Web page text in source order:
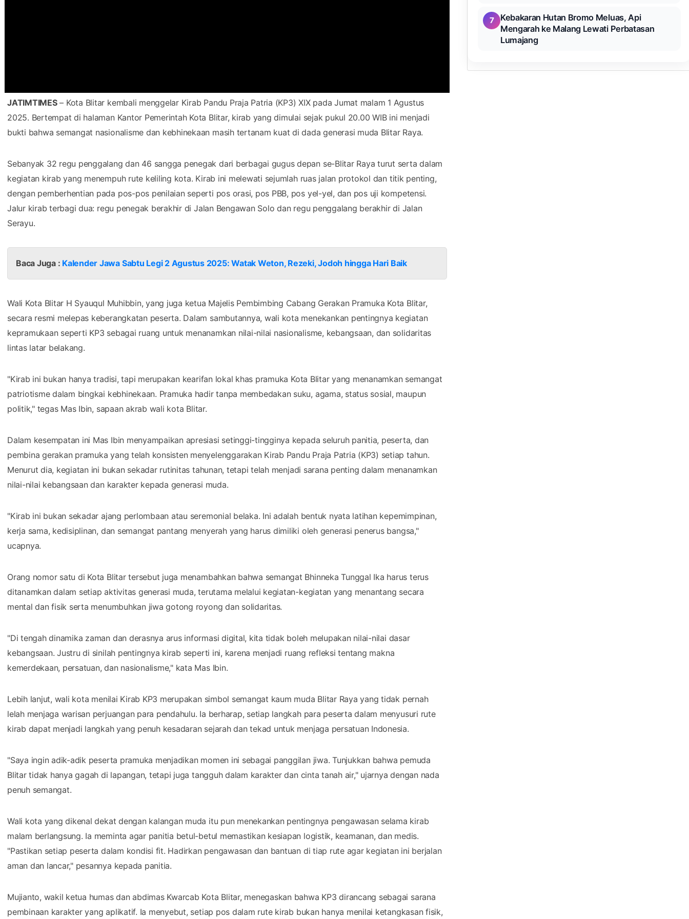
JATIMTIMES– Kota Blitar kembali menggelar Kirab Pandu Praja Patria (KP3) XIX pada Jumat malam 1 Agustus
2025. Bertempat di halaman Kantor Pemerintah Kota Blitar, kirab yang dimulai sejak pukul 20.00 WIB ini menjadi
bukti bahwa semangat nasionalisme dan kebhinekaan masih tertanam kuat di dada generasi muda Blitar Raya.
Sebanyak 32 regu penggalang dan 46 sangga penegak dari berbagai gugus depan se-Blitar Raya turut serta dalam
kegiatan kirab yang menempuh rute keliling kota. Kirab ini melewati sejumlah ruas jalan protokol dan titik penting,
dengan pemberhentian pada pos-pos penilaian seperti pos orasi, pos PBB, pos yel-yel, dan pos uji kompetensi.
Jalur kirab terbagi dua: regu penegak berakhir di Jalan Bengawan Solo dan regu penggalang berakhir di Jalan
Serayu.
Baca Juga : Kalender Jawa Sabtu Legi 2 Agustus 2025: Watak Weton, Rezeki, Jodoh hingga Hari Baik
Wali Kota Blitar H Syauqul Muhibbin, yang juga ketua Majelis Pembimbing Cabang Gerakan Pramuka Kota Blitar,
secara resmi melepas keberangkatan peserta. Dalam sambutannya, wali kota menekankan pentingnya kegiatan
kepramukaan seperti KP3 sebagai ruang untuk menanamkan nilai-nilai nasionalisme, kebangsaan, dan solidaritas
lintas latar belakang.
"Kirab ini bukan hanya tradisi, tapi merupakan kearifan lokal khas pramuka Kota Blitar yang menanamkan semangat
patriotisme dalam bingkai kebhinekaan. Pramuka hadir tanpa membedakan suku, agama, status sosial, maupun
politik," tegas Mas Ibin, sapaan akrab wali kota Blitar.
Dalam kesempatan ini Mas Ibin menyampaikan apresiasi setinggi-tingginya kepada seluruh panitia, peserta, dan
pembina gerakan pramuka yang telah konsisten menyelenggarakan Kirab Pandu Praja Patria (KP3) setiap tahun.
Menurut dia, kegiatan ini bukan sekadar rutinitas tahunan, tetapi telah menjadi sarana penting dalam menanamkan
nilai-nilai kebangsaan dan karakter kepada generasi muda.
"Kirab ini bukan sekadar ajang perlombaan atau seremonial belaka. Ini adalah bentuk nyata latihan kepemimpinan,
kerja sama, kedisiplinan, dan semangat pantang menyerah yang harus dimiliki oleh generasi penerus bangsa,"
ucapnya.
Orang nomor satu di Kota Blitar tersebut juga menambahkan bahwa semangat Bhinneka Tunggal Ika harus terus
ditanamkan dalam setiap aktivitas generasi muda, terutama melalui kegiatan-kegiatan yang menantang secara
mental dan fisik serta menumbuhkan jiwa gotong royong dan solidaritas.
"Di tengah dinamika zaman dan derasnya arus informasi digital, kita tidak boleh melupakan nilai-nilai dasar
kebangsaan. Justru di sinilah pentingnya kirab seperti ini, karena menjadi ruang refleksi tentang makna
kemerdekaan, persatuan, dan nasionalisme," kata Mas Ibin.
Lebih lanjut, wali kota menilai Kirab KP3 merupakan simbol semangat kaum muda Blitar Raya yang tidak pernah
lelah menjaga warisan perjuangan para pendahulu. Ia berharap, setiap langkah para peserta dalam menyusuri rute
kirab dapat menjadi langkah yang penuh kesadaran sejarah dan tekad untuk menjaga persatuan Indonesia.
"Saya ingin adik-adik peserta pramuka menjadikan momen ini sebagai panggilan jiwa. Tunjukkan bahwa pemuda
Blitar tidak hanya gagah di lapangan, tetapi juga tangguh dalam karakter dan cinta tanah air," ujarnya dengan nada
penuh semangat.
Wali kota yang dikenal dekat dengan kalangan muda itu pun menekankan pentingnya pengawasan selama kirab
malam berlangsung. Ia meminta agar panitia betul-betul memastikan kesiapan logistik, keamanan, dan medis.
"Pastikan setiap peserta dalam kondisi fit. Hadirkan pengawasan dan bantuan di tiap rute agar kegiatan ini berjalan
aman dan lancar," pesannya kepada panitia.
Mujianto, wakil ketua humas dan abdimas Kwarcab Kota Blitar, menegaskan bahwa KP3 dirancang sebagai sarana
pembinaan karakter yang aplikatif. Ia menyebut, setiap pos dalam rute kirab bukan hanya menilai ketangkasan fisik,
7
Kebakaran Hutan Bromo Meluas, Api
Mengarah ke Malang Lewati Perbatasan
Lumajang